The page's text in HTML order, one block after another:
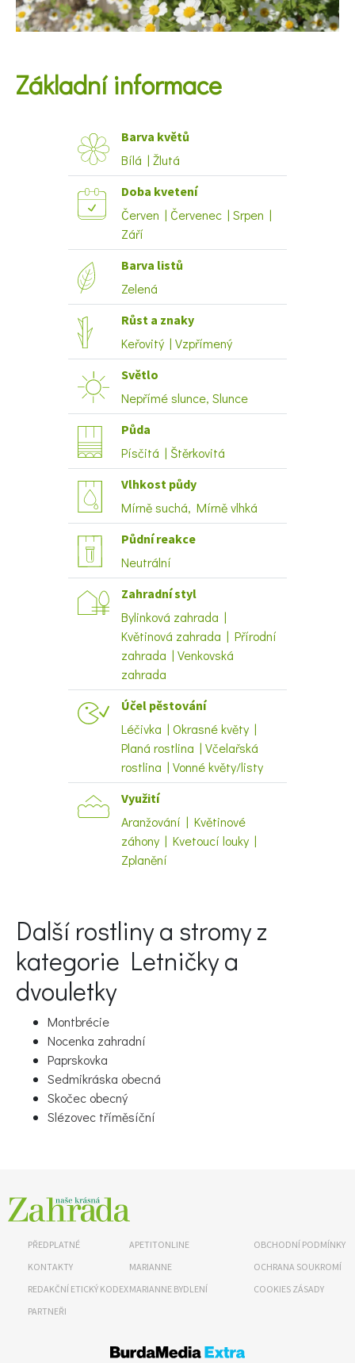
KVÍZY A TESTY
Naše krásná zahrada
65 Kč
Objednat >
Základní informace
Barva květů
Bílá | Žlutá
Doba kvetení
Červen | Červenec | Srpen |
Září
Barva listů
Zelená
Růst a znaky
Keřovitý | Vzpřímený
Světlo
Nepřímé slunce, Slunce
Půda
Písčitá | Štěrkovitá
Vlhkost půdy
Mírně suchá, Mírně vlhká
Půdní reakce
Neutrální
Zahradní styl
Bylinková zahrada |
Květinová zahrada | Přírodní
zahrada | Venkovská
zahrada
Účel pěstování
Léčivka | Okrasné květy |
Planá rostlina | Včelařská
rostlina | Vonné květy/listy
Využití
Aranžování | Květinové
záhony | Kvetoucí louky |
Zplanění
Další rostliny a stromy z
kategorie Letničky a
dvouletky
Montbrécie
Nocenka zahradní
Paprskovka
Sedmikráska obecná
Skočec obecný
Slézovec tříměsíční
PŘEDPLATNÉ
KONTAKTY
REDAKČNÍ ETICKÝ KODEX
PARTNEŘI
APETITONLINE
MARIANNE
MARIANNE BYDLENÍ
OBCHODNÍ PODMÍNKY
OCHRANA SOUKROMÍ
COOKIES ZÁSADY